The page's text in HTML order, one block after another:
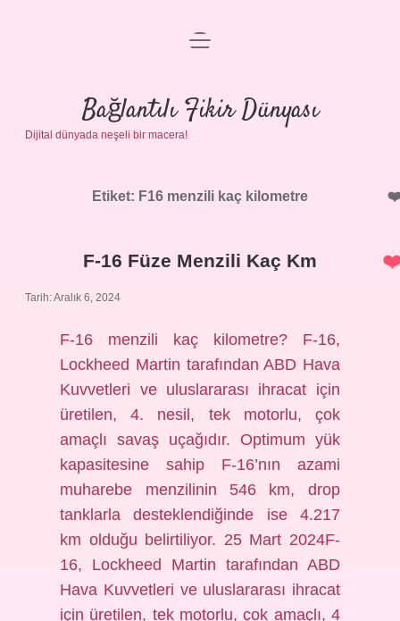
Anasayfa
Gizlilik Politikası
Yasal Uyarı
menüyü
Bağlantılı Fikir Dünyası
Dijital dünyada neşeli bir macera!
Etiket: F16 menzili kaç kilometre
F-16 Füze Menzili Kaç Km
Tarih: Aralık 6, 2024
F-16 menzili kaç kilometre? F-16,
Lockheed Martin tarafından ABD Hava
Kuvvetleri ve uluslararası ihracat için
üretilen, 4. nesil, tek motorlu, çok
amaçlı savaş uçağıdır. Optimum yük
kapasitesine sahip F-16’nın azami
muharebe menzilinin 546 km, drop
tanklarla desteklendiğinde ise 4.217
km olduğu belirtiliyor. 25 Mart 2024F-
16, Lockheed Martin tarafından ABD
Hava Kuvvetleri ve uluslararası ihracat
için üretilen, tek motorlu, çok amaçlı, 4